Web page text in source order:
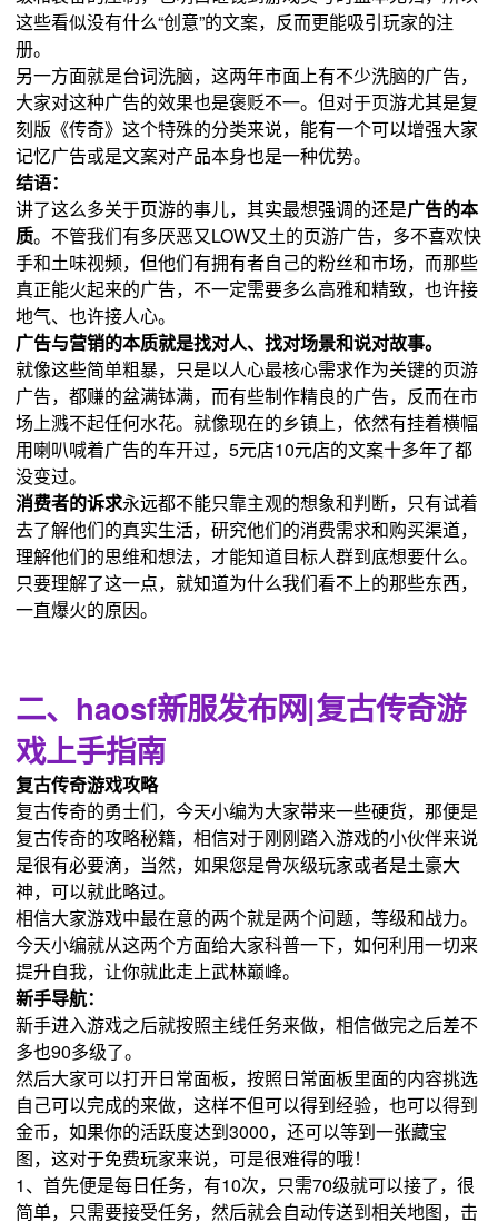
这些看似没有什么“创意”的文案，反而更能吸引玩家的注
册。
另一方面就是台词洗脑，这两年市面上有不少洗脑的广告，
大家对这种广告的效果也是褒贬不一。但对于页游尤其是复
刻版《传奇》这个特殊的分类来说，能有一个可以增强大家
记忆广告或是文案对产品本身也是一种优势。
结语：
讲了这么多关于页游的事儿，其实最想强调的还是广告的本
质。不管我们有多厌恶又LOW又土的页游广告，多不喜欢快
手和土味视频，但他们有拥有者自己的粉丝和市场，而那些
真正能火起来的广告，不一定需要多么高雅和精致，也许接
地气、也许接人心。
广告与营销的本质就是找对人、找对场景和说对故事。
就像这些简单粗暴，只是以人心最核心需求作为关键的页游
广告，都赚的盆满钵满，而有些制作精良的广告，反而在市
场上溅不起任何水花。就像现在的乡镇上，依然有挂着横幅
用喇叭喊着广告的车开过，5元店10元店的文案十多年了都
没变过。
消费者的诉求永远都不能只靠主观的想象和判断，只有试着
去了解他们的真实生活，研究他们的消费需求和购买渠道，
理解他们的思维和想法，才能知道目标人群到底想要什么。
只要理解了这一点，就知道为什么我们看不上的那些东西，
一直爆火的原因。
二、haosf新服发布网|复古传奇游
戏上手指南
复古传奇游戏攻略
复古传奇的勇士们，今天小编为大家带来一些硬货，那便是
复古传奇的攻略秘籍，相信对于刚刚踏入游戏的小伙伴来说
是很有必要滴，当然，如果您是骨灰级玩家或者是土豪大
神，可以就此略过。
相信大家游戏中最在意的两个就是两个问题，等级和战力。
今天小编就从这两个方面给大家科普一下，如何利用一切来
提升自我，让你就此走上武林巅峰。
新手导航：
新手进入游戏之后就按照主线任务来做，相信做完之后差不
多也90多级了。
然后大家可以打开日常面板，按照日常面板里面的内容挑选
自己可以完成的来做，这样不但可以得到经验，也可以得到
金币，如果你的活跃度达到3000，还可以等到一张藏宝
图，这对于免费玩家来说，可是很难得的哦！
1、首先便是每日任务，有10次，只需70级就可以接了，很
简单，只需要接受任务，然后就会自动传送到相关地图，击